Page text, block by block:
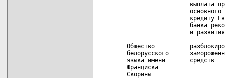
выплата
основного
кредиту
банка
                  и развития
Общество
белорусского
языка имени
Франциска
Скорины